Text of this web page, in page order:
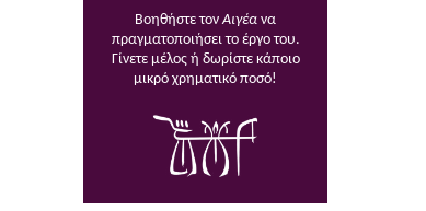
Βοηθήστε τονΑιγέα να
πραγματοποιήσει το έργο του.
Γίνετε μέλος ή δωρίστε κάποιο
μικρό χρηματικό ποσό!